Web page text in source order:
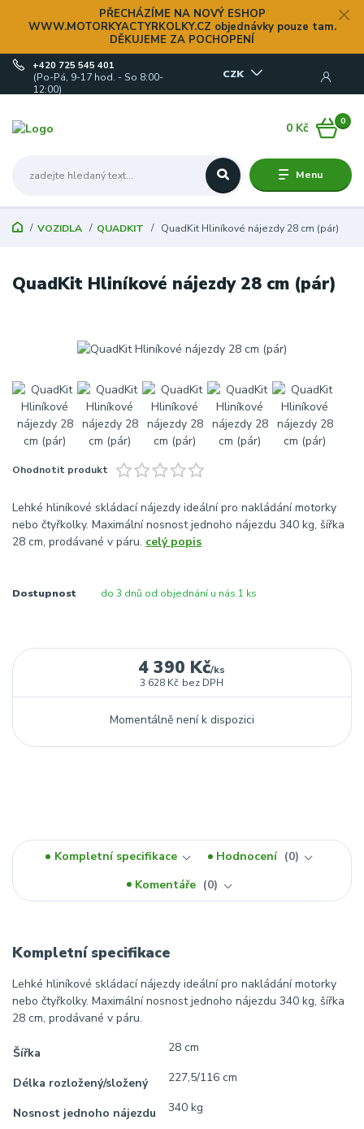
PŘECHÁZÍME NA NOVÝ ESHOP
WWW.MOTORKYACTYRKOLKY.CZ objednávky pouze tam.
DĚKUJEME ZA POCHOPENÍ
Menu
CZK
+420 725 545 401
(Po-Pá, 9-17 hod. - So 8:00-
12:00)
0
0 Kč
VOZIDLA QUADKIT QuadKit Hliníkové nájezdy 28 cm (pár)
QuadKit Hliníkové nájezdy 28 cm (pár)
Ohodnotit produkt
Lehké hliníkové skládací nájezdy ideální pro nakládání motorky
nebo čtyřkolky. Maximální nosnost jednoho nájezdu 340 kg, šířka
28 cm, prodávané v páru. celý popis
Dostupnost do 3 dnů od objednání u nás 1 ks
4 390 Kč/ks
3 628 Kč bez DPH
Momentálně není k dispozici
Kompletní specifikace Hodnocení
0
Komentáře
0
Kompletní specifikace
Lehké hliníkové skládací nájezdy ideální pro nakládání motorky
nebo čtyřkolky. Maximální nosnost jednoho nájezdu 340 kg, šířka
28 cm, prodávané v páru.
Šířka 28 cm
Délka rozložený/složený 227,5/116 cm
Nosnost jednoho nájezdu 340 kg